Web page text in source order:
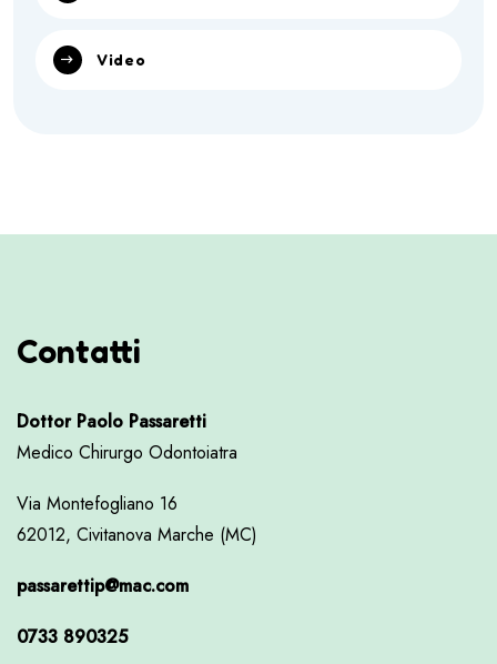
Video
Contatti
Dottor Paolo Passaretti
Medico Chirurgo Odontoiatra
Via Montefogliano 16
62012, Civitanova Marche (MC)
passarettip@mac.com
0733 890325